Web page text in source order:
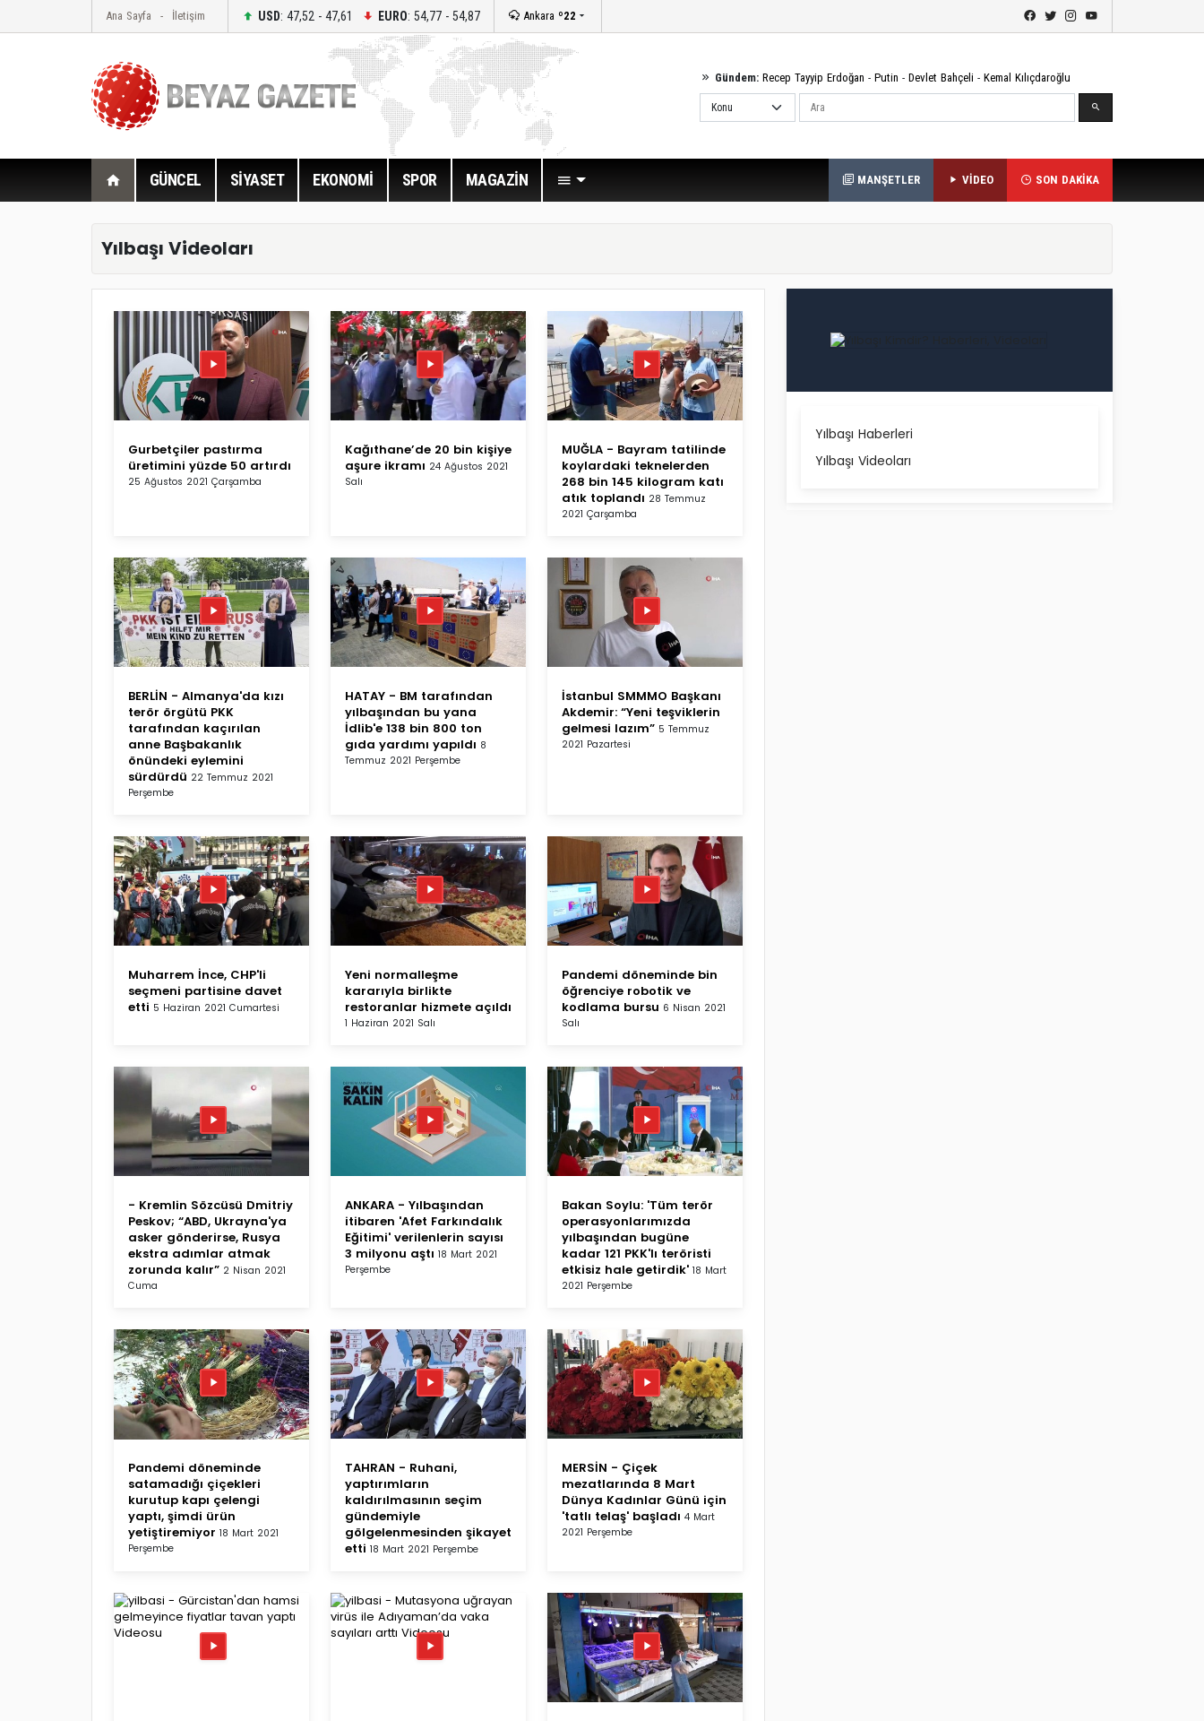
Ana Sayfa İletişim USD: 47,52 - 47,61 EURO: 54,77 - 54,87 Ankara º22
Gündem: Recep Tayyip Erdoğan - Putin - Devlet Bahçeli - Kemal Kılıçdaroğlu
Ara
GÜNCEL SİYASET EKONOMİ SPOR MAGAZİN MANŞETLER VİDEO SON DAKİKA
Yılbaşı Videoları
Gurbetçiler pastırma
üretimini yüzde 50 artırdı
25 Ağustos 2021 Çarşamba
Kağıthane’de 20 bin kişiye
aşure ikramı 24 Ağustos 2021
Salı
MUĞLA - Bayram tatilinde
koylardaki teknelerden
268 bin 145 kilogram katı
atık toplandı 28 Temmuz
2021 Çarşamba
BERLİN - Almanya'da kızı
terör örgütü PKK
tarafından kaçırılan
anne Başbakanlık
önündeki eylemini
sürdürdü 22 Temmuz 2021
Perşembe
HATAY - BM tarafından
yılbaşından bu yana
İdlib'e 138 bin 800 ton
gıda yardımı yapıldı 8
Temmuz 2021 Perşembe
İstanbul SMMMO Başkanı
Akdemir: “Yeni teşviklerin
gelmesi lazım” 5 Temmuz
2021 Pazartesi
Muharrem İnce, CHP'li
seçmeni partisine davet
etti 5 Haziran 2021 Cumartesi
Yeni normalleşme
kararıyla birlikte
restoranlar hizmete açıldı
1 Haziran 2021 Salı
Pandemi döneminde bin
öğrenciye robotik ve
kodlama bursu 6 Nisan 2021
Salı
- Kremlin Sözcüsü Dmitriy
Peskov; “ABD, Ukrayna'ya
asker gönderirse, Rusya
ekstra adımlar atmak
zorunda kalır” 2 Nisan 2021
Cuma
ANKARA - Yılbaşından
itibaren 'Afet Farkındalık
Eğitimi' verilenlerin sayısı
3 milyonu aştı 18 Mart 2021
Perşembe
Bakan Soylu: 'Tüm terör
operasyonlarımızda
yılbaşından bugüne
kadar 121 PKK'lı teröristi
etkisiz hale getirdik' 18 Mart
2021 Perşembe
Pandemi döneminde
satamadığı çiçekleri
kurutup kapı çelengi
yaptı, şimdi ürün
yetiştiremiyor 18 Mart 2021
Perşembe
TAHRAN - Ruhani,
yaptırımların
kaldırılmasının seçim
gündemiyle
gölgelenmesinden şikayet
etti 18 Mart 2021 Perşembe
MERSİN - Çiçek
mezatlarında 8 Mart
Dünya Kadınlar Günü için
'tatlı telaş' başladı 4 Mart
2021 Perşembe
Yılbaşı Haberleri
Yılbaşı Videoları